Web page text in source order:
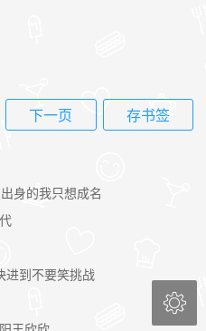
下一页 存书签
身的我只想成名
进到不要笑挑战
